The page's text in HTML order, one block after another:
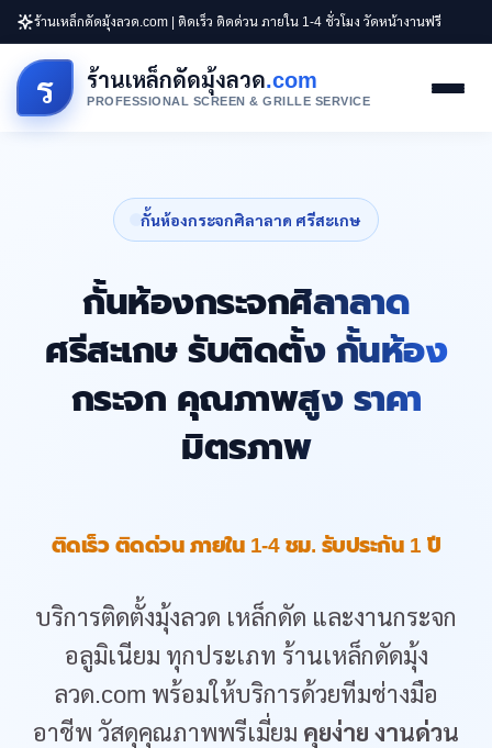
ร้านเหล็กดัดมุ้งลวด.com | ติดเร็ว ติดด่วน ภายใน 1-4 ชั่วโมง วัดหน้างานฟรี
ร ร้านเหล็กดัดมุ้งลวด.com
PROFESSIONAL SCREEN & GRILLE SERVICE
กั้นห้องกระจกศิลาลาด ศรีสะเกษ
กั้นห้องกระจกศิลาลาด
ศรีสะเกษ รับติดตั้ง กั้นห้อง
กระจก คุณภาพสูง ราคา
มิตรภาพ
ติดเร็ว ติดด่วน ภายใน 1-4 ชม. รับประกัน 1 ปี
บริการติดตั้งมุ้งลวด เหล็กดัด และงานกระจก
อลูมิเนียม ทุกประเภท ร้านเหล็กดัดมุ้ง
ลวด.com พร้อมให้บริการด้วยทีมช่างมือ
อาชีพ วัสดุคุณภาพพรีเมี่ยม คุยง่าย งานด่วน